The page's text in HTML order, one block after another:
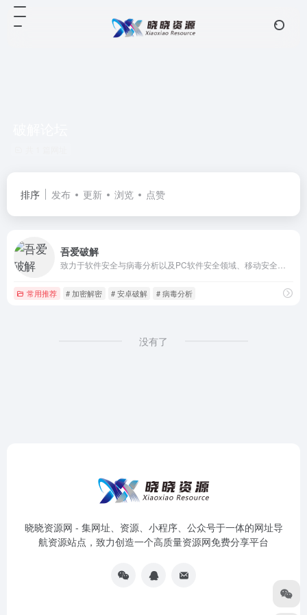
排序 发布 更新 浏览 点赞
吾爱破解
常用推荐 # 加密解密 # 安卓破解 # 病毒分析
没有了
晓晓资源网 - 集网址、资源、小程序、公众号于一体的网址导
航资源站点，致力创造一个高质量资源网免费分享平台